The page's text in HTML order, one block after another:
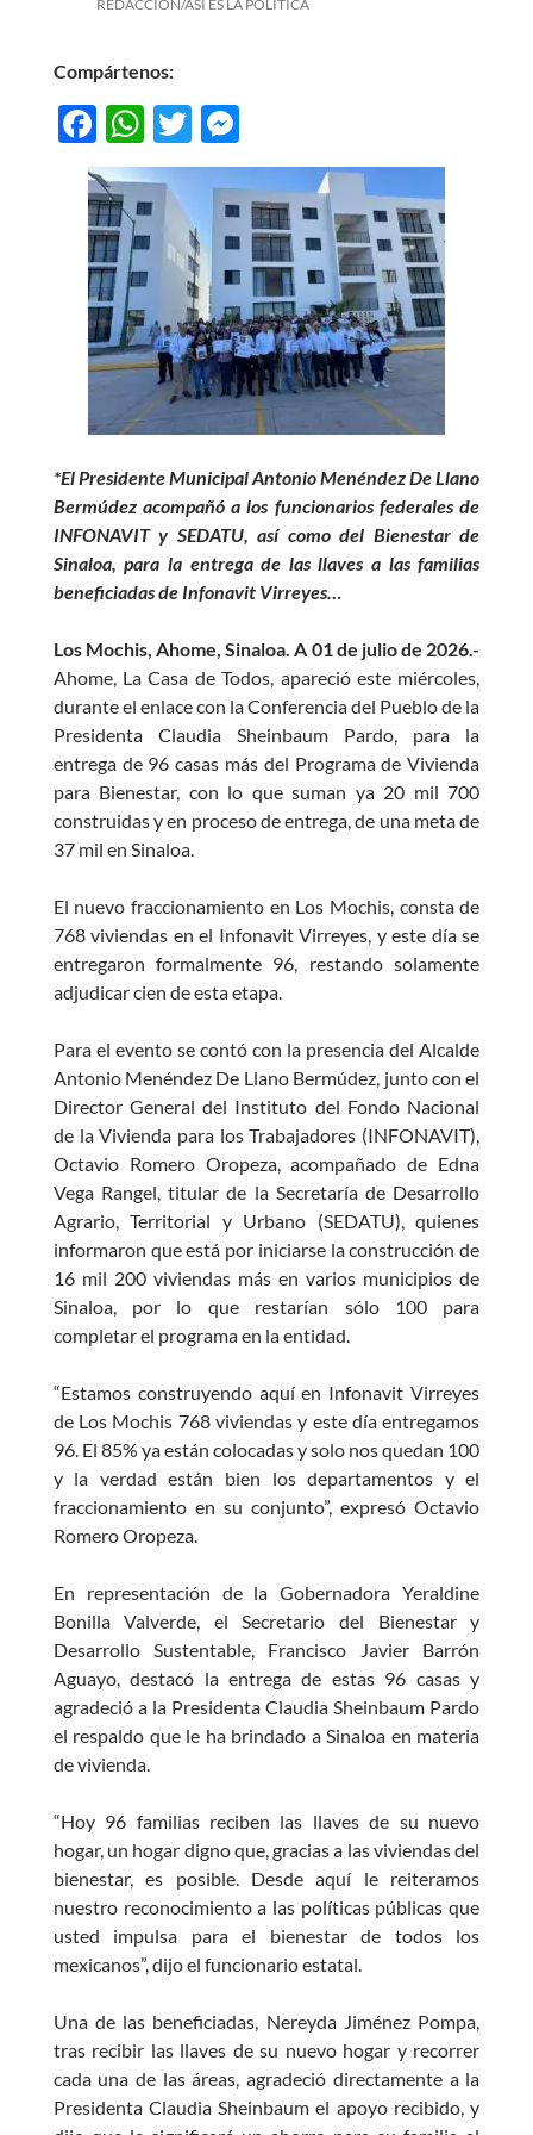
REDACCIÓN/ASÍ ES LA POLÍTICA
Compártenos:
F
ac
e
b
o
o
k
W
h
at
s
A
p
p
T
w
itt
er
M
es
se
n
g
er
*El Presidente Municipal Antonio Menéndez De Llano
Bermúdez acompañó a los funcionarios federales de
INFONAVIT y SEDATU, así como del Bienestar de
Sinaloa, para la entrega de las llaves a las familias
beneficiadas de Infonavit Virreyes…
Los Mochis, Ahome, Sinaloa. A 01 de julio de 2026.-
Ahome, La Casa de Todos, apareció este miércoles,
durante el enlace con la Conferencia del Pueblo de la
Presidenta Claudia Sheinbaum Pardo, para la
entrega de 96 casas más del Programa de Vivienda
para Bienestar, con lo que suman ya 20 mil 700
construidas y en proceso de entrega, de una meta de
37 mil en Sinaloa.
El nuevo fraccionamiento en Los Mochis, consta de
768 viviendas en el Infonavit Virreyes, y este día se
entregaron formalmente 96, restando solamente
adjudicar cien de esta etapa.
Para el evento se contó con la presencia del Alcalde
Antonio Menéndez De Llano Bermúdez, junto con el
Director General del Instituto del Fondo Nacional
de la Vivienda para los Trabajadores (INFONAVIT),
Octavio Romero Oropeza, acompañado de Edna
Vega Rangel, titular de la Secretaría de Desarrollo
Agrario, Territorial y Urbano (SEDATU), quienes
informaron que está por iniciarse la construcción de
16 mil 200 viviendas más en varios municipios de
Sinaloa, por lo que restarían sólo 100 para
completar el programa en la entidad.
“Estamos construyendo aquí en Infonavit Virreyes
de Los Mochis 768 viviendas y este día entregamos
96. El 85% ya están colocadas y solo nos quedan 100
y la verdad están bien los departamentos y el
fraccionamiento en su conjunto”, expresó Octavio
Romero Oropeza.
En representación de la Gobernadora Yeraldine
Bonilla Valverde, el Secretario del Bienestar y
Desarrollo Sustentable, Francisco Javier Barrón
Aguayo, destacó la entrega de estas 96 casas y
agradeció a la Presidenta Claudia Sheinbaum Pardo
el respaldo que le ha brindado a Sinaloa en materia
de vivienda.
“Hoy 96 familias reciben las llaves de su nuevo
hogar, un hogar digno que, gracias a las viviendas del
bienestar, es posible. Desde aquí le reiteramos
nuestro reconocimiento a las políticas públicas que
usted impulsa para el bienestar de todos los
mexicanos”, dijo el funcionario estatal.
Una de las beneficiadas, Nereyda Jiménez Pompa,
tras recibir las llaves de su nuevo hogar y recorrer
cada una de las áreas, agradeció directamente a la
Presidenta Claudia Sheinbaum el apoyo recibido, y